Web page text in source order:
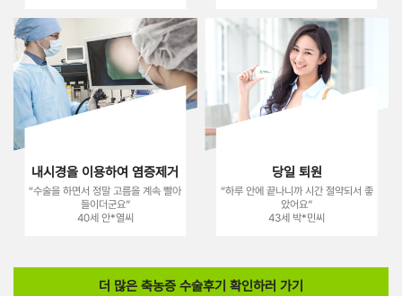
내시경을 이용하여 염증제거
“수술을 하면서 정말 고름을 계속 빨아
들이더군요”
40세 안*열씨
당일 퇴원
“하루 안에 끝나니까 시간 절약되서 좋
았어요”
43세 박*민씨
더 많은 축농증 수술후기 확인하러 가기